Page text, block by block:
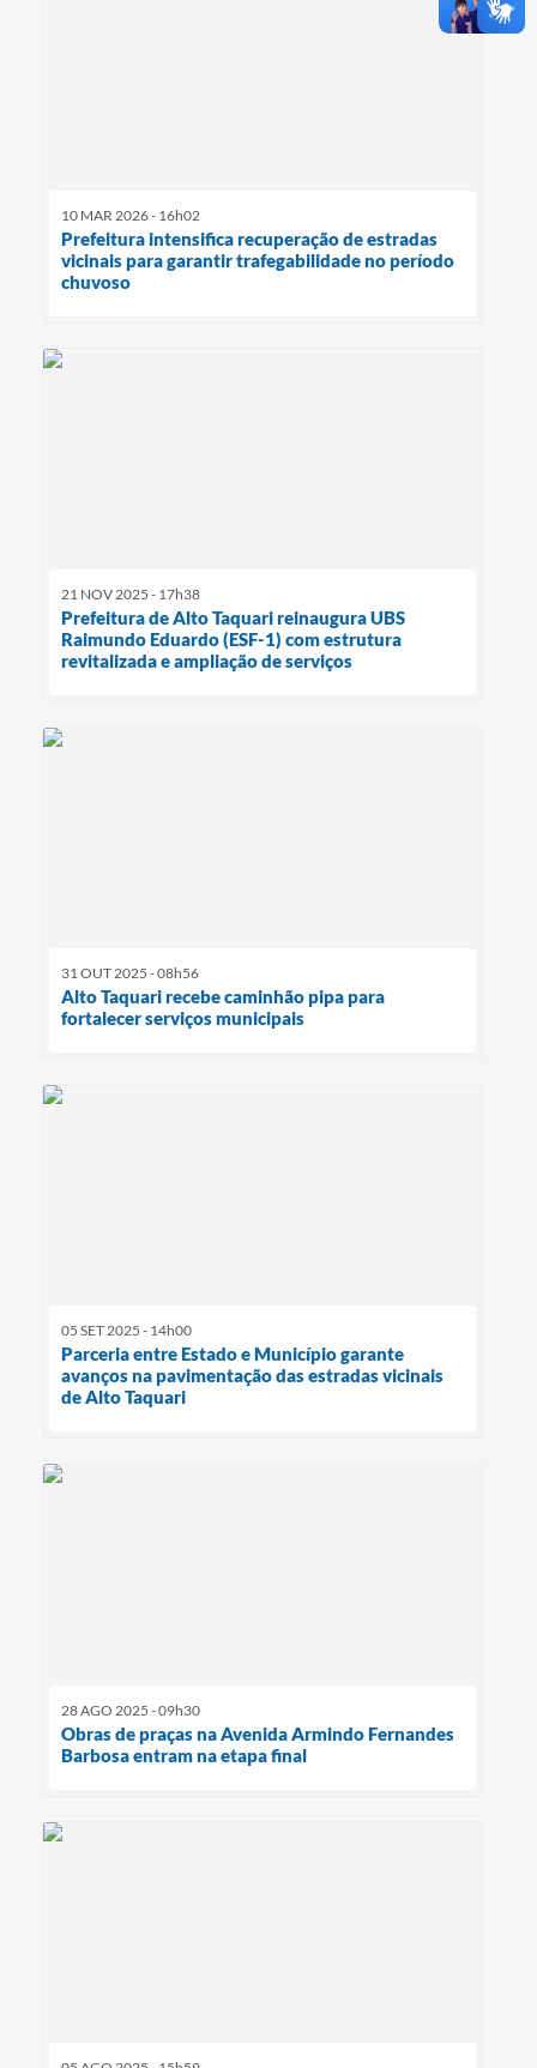
10 MAR 2026 - 16h02
Prefeitura intensifica recuperação de estradas
vicinais para garantir trafegabilidade no período
chuvoso
21 NOV 2025 - 17h38
Prefeitura de Alto Taquari reinaugura UBS
Raimundo Eduardo (ESF-1) com estrutura
revitalizada e ampliação de serviços
31 OUT 2025 - 08h56
Alto Taquari recebe caminhão pipa para
fortalecer serviços municipais
05 SET 2025 - 14h00
Parceria entre Estado e Município garante
avanços na pavimentação das estradas vicinais
de Alto Taquari
28 AGO 2025 - 09h30
Obras de praças na Avenida Armindo Fernandes
Barbosa entram na etapa final